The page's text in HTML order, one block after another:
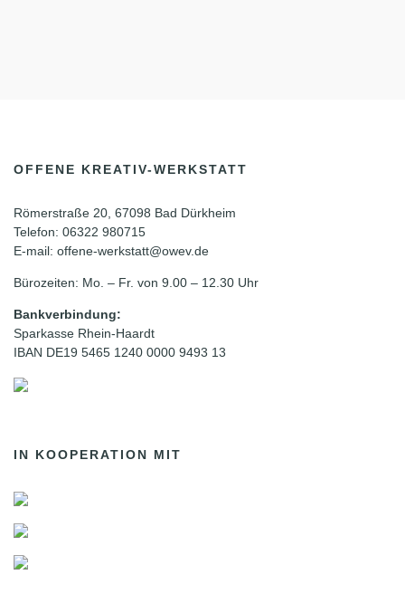
OFFENE KREATIV-WERKSTATT
Römerstraße 20, 67098 Bad Dürkheim
Telefon: 06322 980715
E-mail: offene-werkstatt@owev.de
Bürozeiten: Mo. – Fr. von 9.00 – 12.30 Uhr
Bankverbindung:
Sparkasse Rhein-Haardt
IBAN DE19 5465 1240 0000 9493 13
IN KOOPERATION MIT